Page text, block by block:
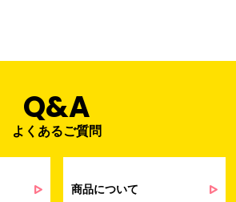
個人情報の利用目的
当社通信販売における受発注業務のため
事業活動における満足度、要望等に関す
るアンケート等の収集・分析・統計のため
せ業務に関するお取引先様との業務連絡や
Q&A
よくあるご質問
商品について